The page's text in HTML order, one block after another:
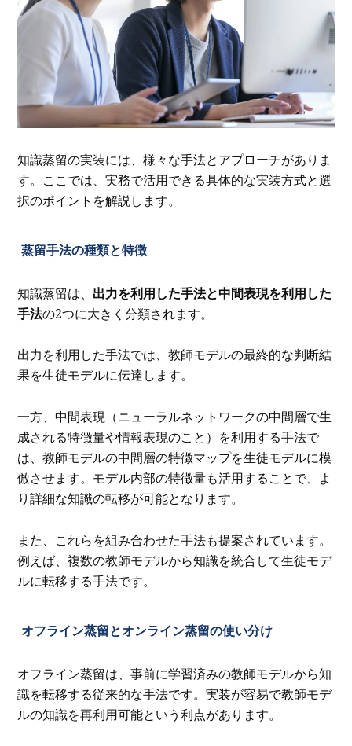
知識蒸留の実装には、様々な手法とアプローチがありま
す。ここでは、実務で活用できる具体的な実装方式と選
択のポイントを解説します。
蒸留手法の種類と特徴
知識蒸留は、 出力を利用した手法と中間表現を利用した
手法の2つに大きく分類されます。
出力を利用した手法では、教師モデルの最終的な判断結
果を生徒モデルに伝達します。
一方、中間表現（ニューラルネットワークの中間層で生
成される特徴量や情報表現のこと）を利用する手法で
は、教師モデルの中間層の特徴マップを生徒モデルに模
倣させます。モデル内部の特徴量も活用することで、よ
り詳細な知識の転移が可能となります。
また、これらを組み合わせた手法も提案されています。
例えば、複数の教師モデルから知識を統合して生徒モデ
ルに転移する手法です。
オフライン蒸留とオンライン蒸留の使い分け
オフライン蒸留は、事前に学習済みの教師モデルから知
識を転移する従来的な手法です。実装が容易で教師モデ
ルの知識を再利用可能という利点があります。